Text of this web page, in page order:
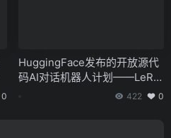
0
HuggingFace发布的开放源代
码AI对话机器人计划——LeRo
422 0